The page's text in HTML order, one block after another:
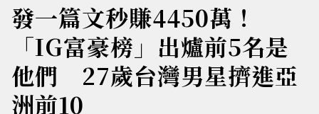
發一篇文秒賺4450萬！
「IG富豪榜」出爐前5名是
他們 27歲台灣男星擠進亞
洲前10